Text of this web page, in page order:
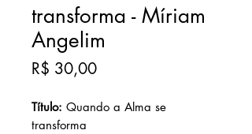
transforma - Míriam
Angelim
R$ 30,00Preço
Título: Quando a Alma se
transforma